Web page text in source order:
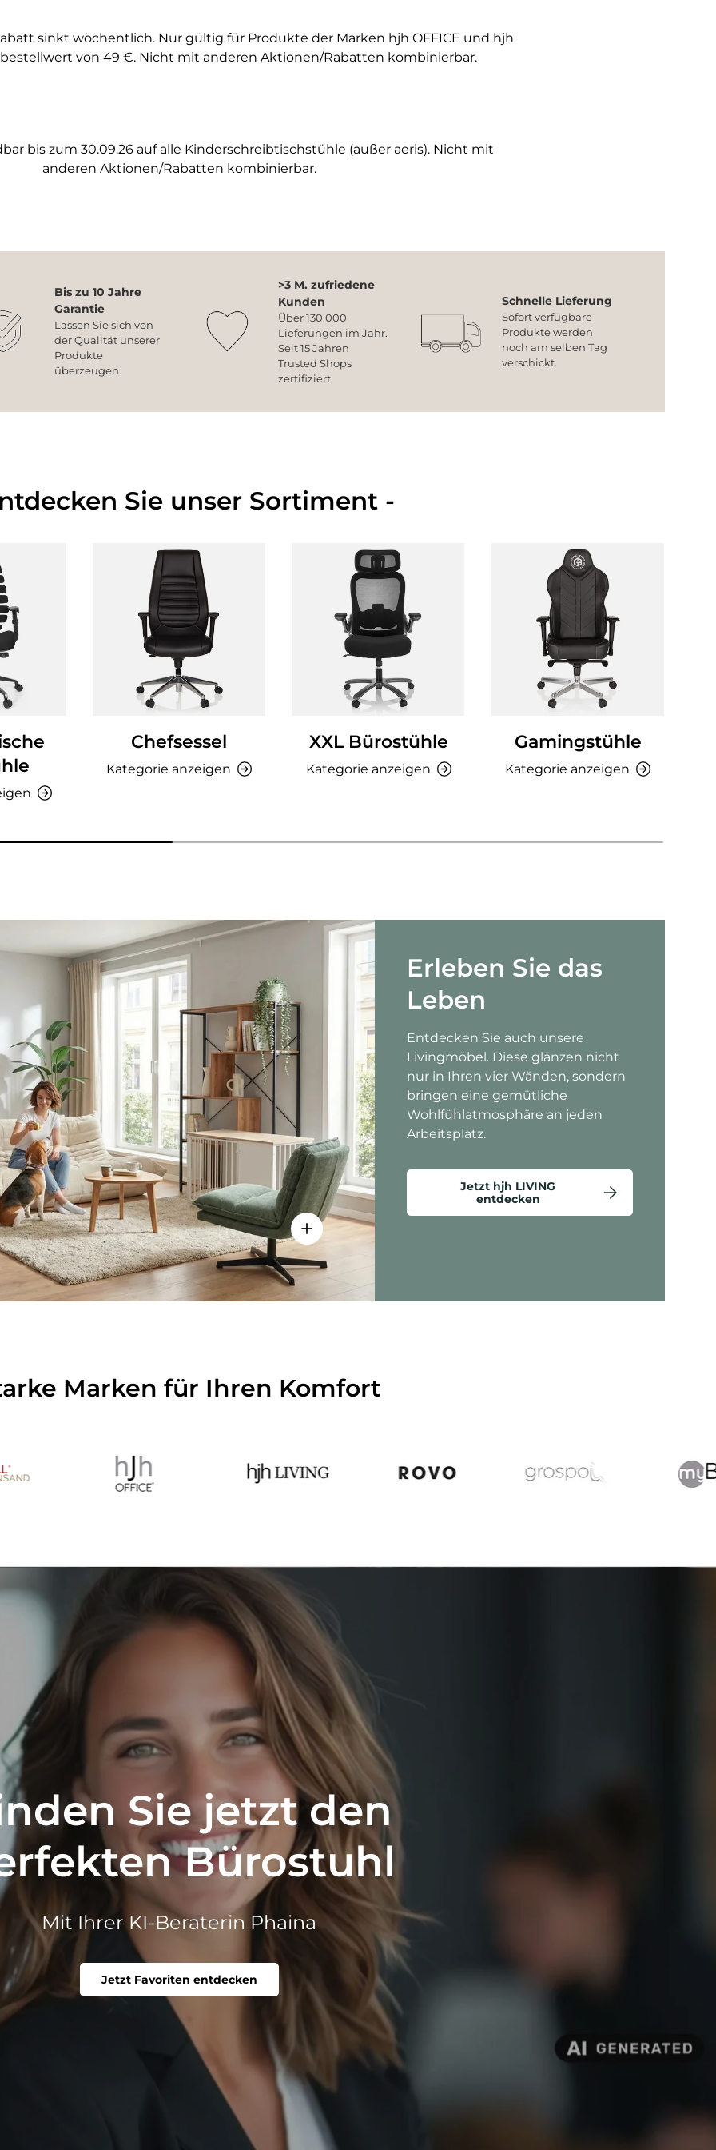
sinkt wöchentlich. Nur gültig für Produkte der Marken hjh OFFICE und hjh
von 49 €. Nicht mit anderen Aktionen/Rabatten kombinierbar.
bis zum 30.09.26 auf alle Kinderschreibtischstühle (außer aeris). Nicht mit
anderen Aktionen/Rabatten kombinierbar.
Bis zu 10 Jahre
Garantie
Lassen Sie sich von
der Qualität unserer
Produkte
überzeugen.
>3 M. zufriedene
Kunden
Über 130.000
Lieferungen im Jahr.
Seit 15 Jahren
Trusted Shops
zertifiziert.
Schnelle Lieferung
Sofort verfügbare
Produkte werden
noch am selben Tag
verschickt.
Sie unser Sortiment -
Chefsessel
Kategorie anzeigen
XXL Bürostühle
Kategorie anzeigen
Gamingstühle
Kategorie anzeigen
Einzelheiten anzeigen - Criss-Cross 20 - Loungesessel
- AMIO H - Büroschrank
anzeigen - Sitzolo 2 - Loungesessel
Erleben Sie das
Leben
Entdecken Sie auch unsere
Livingmöbel. Diese glänzen nicht
nur in Ihren vier Wänden, sondern
bringen eine gemütliche
Wohlfühlatmosphäre an jeden
Arbeitsplatz.
Jetzt hjh LIVING
entdecken
Marken für Ihren Komfort
Sie jetzt den
Bürostuhl
Mit Ihrer KI-Beraterin Phaina
Jetzt Favoriten entdecken